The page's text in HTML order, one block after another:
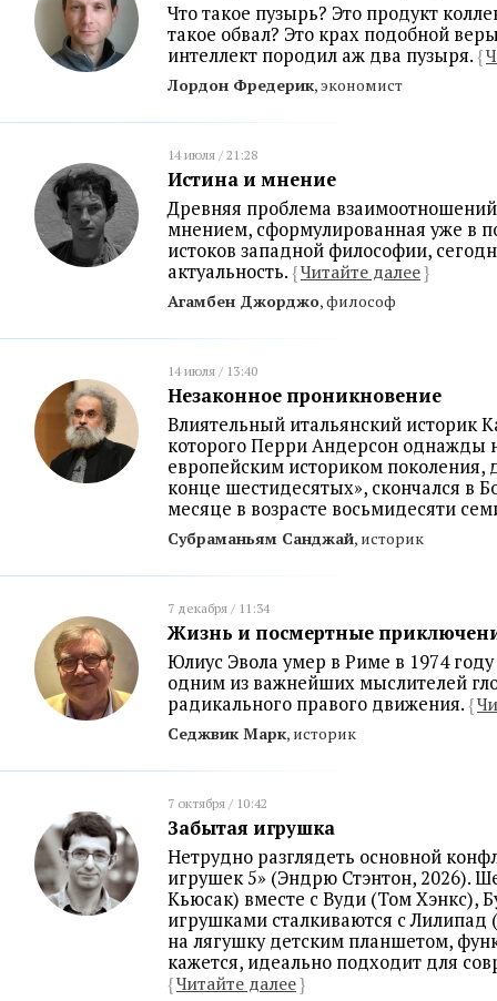
Что такое пузырь? Это продукт
такое обвал? Это крах подобной
интеллект породил аж два пузыря. {
Лордон Фредерик, экономист
14 июля / 21:28
Истина и мнение
Древняя проблема
мнением, сформулированная уже в
истоков западной философии,
актуальность. {Читайте далее}
Агамбен Джорджо, философ
14 июля / 13:40
Незаконное проникновение
Влиятельный итальянский историк
которого Перри Андерсон однажды
европейским историком поколения,
конце шестидесятых», скончался в
месяце в возрасте восьмидесяти
Субраманьям Санджай, историк
7 декабря / 11:34
Жизнь и посмертные
Юлиус Эвола умер в Риме в 1974 году
одним из важнейших мыслителей
радикального правого движения. {
Седжвик Марк, историк
7 октября / 10:42
Забытая игрушка
Нетрудно разглядеть основной
игрушек 5» (Эндрю Стэнтон, 2026).
Кьюсак) вместе с Вуди (Том Хэнкс),
игрушками сталкиваются с Лилипад
на лягушку детским планшетом,
кажется, идеально подходит для
{Читайте далее}